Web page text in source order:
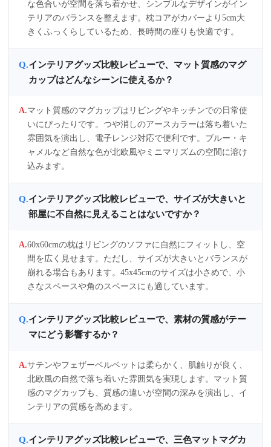
な色合いが空間を落ち着かせ、シンプルなデザインがイン
テリアのバランスを整えます。枕コアがカバーより5cm大
きくふっくらしているため、長時間の座りも快適です。
インテリアグッズ比較レビューで、マット質感のマグ
カップはどんなシーンに使えるか？
マット質感のマグカップはリビングやキッチンでの日常使
いにぴったりです。つや消しのアースカラーは落ち着いた
雰囲気を演出し、電子レンジ対応で便利です。ブルー・キ
ャメルなど自然な色が北欧風やミニマリズムの空間に溶け
込みます。
インテリアグッズ比較レビューで、サイズが大きいと
部屋に不自然に見えることはないですか？
60x60cmの枕はリビングのソファに自然にフィットし、空
間を広く見せます。ただし、サイズが大きいとバランスが
崩れる場合もあります。45x45cmのサイズは小さめで、小
さなスペースや角のスペースにも適しています。
インテリアグッズ比較レビューで、素材の質感がテー
マにどう影響するか？
サテンやフェザーベルベットは柔らかく、肌触りが良く、
北欧風の自然で落ち着いた雰囲気を実現します。マット質
感のマグカップも、質感の違いが空間の深みを演出し、イ
ンテリアの質感を高めます。
インテリアグッズ比較レビューで、三色マットマグカ